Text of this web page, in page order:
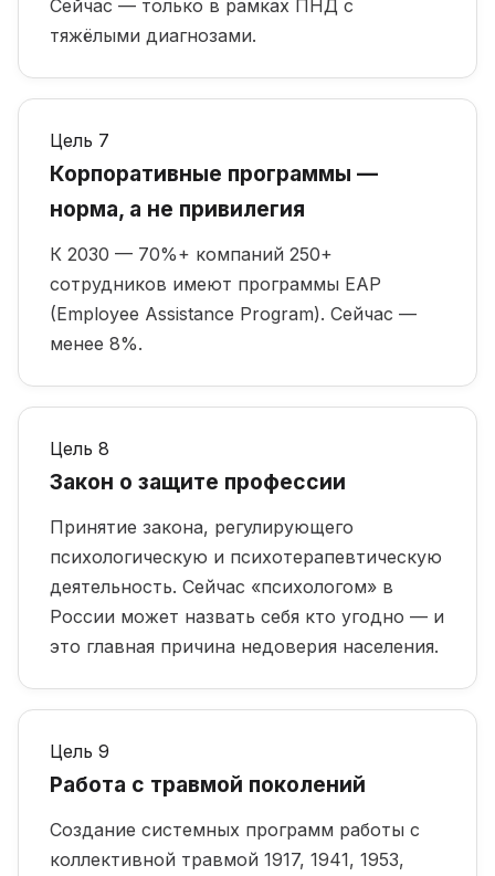
Сейчас — только в рамках ПНД с
тяжёлыми диагнозами.
Цель 7
Корпоративные программы —
норма, а не привилегия
К 2030 — 70%+ компаний 250+
сотрудников имеют программы EAP
(Employee Assistance Program). Сейчас —
менее 8%.
Цель 8
Закон о защите профессии
Принятие закона, регулирующего
психологическую и психотерапевтическую
деятельность. Сейчас «психологом» в
России может назвать себя кто угодно — и
это главная причина недоверия населения.
Цель 9
Работа с травмой поколений
Создание системных программ работы с
коллективной травмой 1917, 1941, 1953,